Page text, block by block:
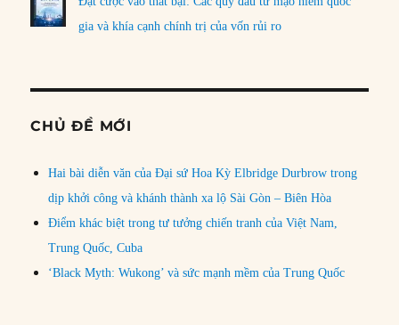
gia và khía cạnh chính trị của vốn rủi ro
CHỦ ĐỀ MỚI
Hai bài diễn văn của Đại sứ Hoa Kỳ Elbridge Durbrow trong
dịp khởi công và khánh thành xa lộ Sài Gòn – Biên Hòa
Điểm khác biệt trong tư tưởng chiến tranh của Việt Nam,
Trung Quốc, Cuba
‘Black Myth: Wukong’ và sức mạnh mềm của Trung Quốc